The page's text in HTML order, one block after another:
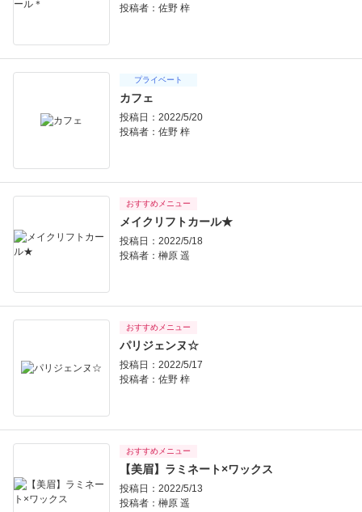
投稿者： 佐野 梓
プライベート
カフェ
投稿日：2022/5/20
投稿者： 佐野 梓
おすすめメニュー
メイクリフトカール★
投稿日：2022/5/18
投稿者： 榊原 遥
おすすめメニュー
パリジェンヌ☆
投稿日：2022/5/17
投稿者： 佐野 梓
おすすめメニュー
【美眉】ラミネート×ワックス
投稿日：2022/5/13
投稿者： 榊原 遥